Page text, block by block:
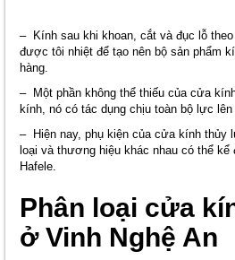
– Kính sau khi khoan, cắt và đục lỗ
được tôi nhiệt để tạo nên bộ sản phẩm
hàng.
– Một phần không thể thiếu của cửa
kính, nó có tác dụng chịu toàn bộ lực lên
– Hiện nay, phụ kiện của cửa kính thủy
loại và thương hiệu khác nhau có thể kể
Hafele.
Phân loại cửa
ở Vinh Nghệ An